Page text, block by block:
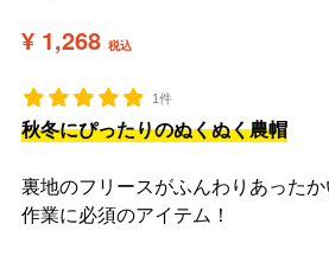
¥ 1,268 税込
1件
秋冬にぴったりのぬくぬく農帽
裏地のフリースがふんわりあった
作業に必須のアイテム！